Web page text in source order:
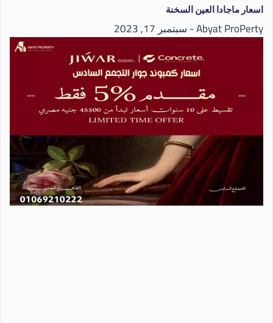
اسعار ماجادا العين السخنة
Abyat ProPerty سبتمبر 17, 2023